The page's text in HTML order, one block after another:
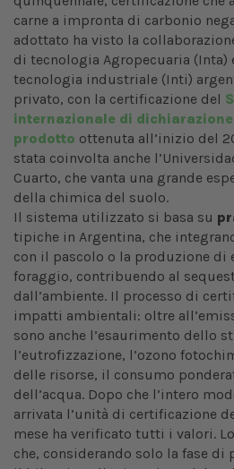
carne a impronta di carbonio
adottato ha visto la
di tecnologia Agropecuaria (Inta)
tecnologia industriale (Inti)
privato, con la certificazione del
internazionale di
prodotto ottenuta all’inizio del
stata coinvolta anche
Cuarto, che vanta una grande
della chimica del suolo.
Il sistema utilizzato si basa su
tipiche in Argentina, che
con il pascolo o la produzione di
foraggio, contribuendo al
dall’ambiente. Il processo di
impatti ambientali: oltre
sono anche l’esaurimento dello
l’eutrofizzazione, l’ozono
delle risorse, il consumo
dell’acqua. Dopo che l’intero
arrivata l’unità di certificazione
mese ha verificato tutti i valori.
che, considerando solo la fase